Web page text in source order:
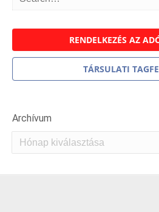
RENDELKEZÉS AZ
TÁRSULATI
Archívum
Archívum